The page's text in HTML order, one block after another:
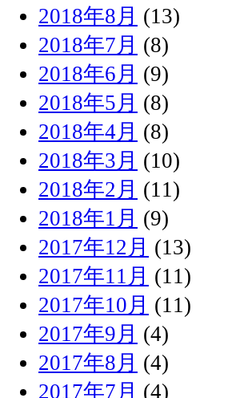
2018年8月 (13)
2018年7月 (8)
2018年6月 (9)
2018年5月 (8)
2018年4月 (8)
2018年3月 (10)
2018年2月 (11)
2018年1月 (9)
2017年12月 (13)
2017年11月 (11)
2017年10月 (11)
2017年9月 (4)
2017年8月 (4)
2017年7月 (4)